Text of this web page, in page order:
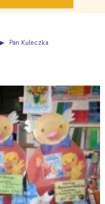
Pan Kuleczka